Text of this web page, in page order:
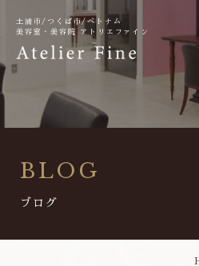
土浦市/つくば市/ベトナム
美容室・美容院 アトリエファイン
BLOG
ブログ